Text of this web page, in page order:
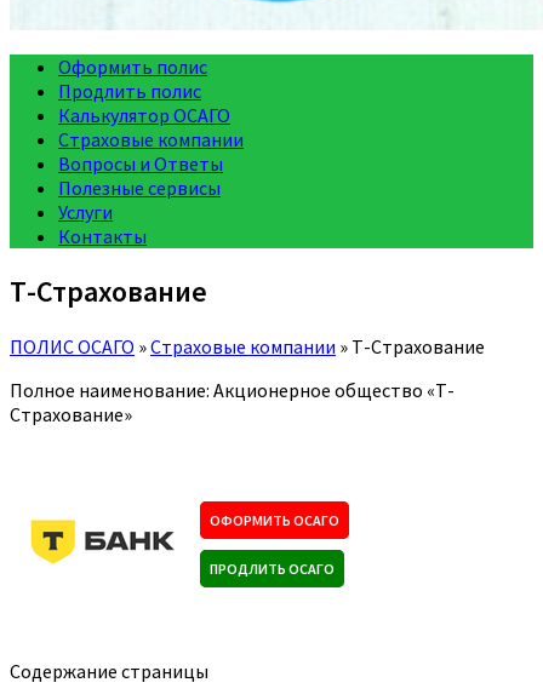
Оформить полис
Продлить полис
Калькулятор ОСАГО
Страховые компании
Вопросы и Ответы
Полезные сервисы
Услуги
Контакты
Т-Страхование
ПОЛИС ОСАГО »Страховые компании » Т-Страхование
Полное наименование: Акционерное общество «Т-
Страхование»
ОФОРМИТЬ ОСАГО
ПРОДЛИТЬ ОСАГО
Содержание страницы